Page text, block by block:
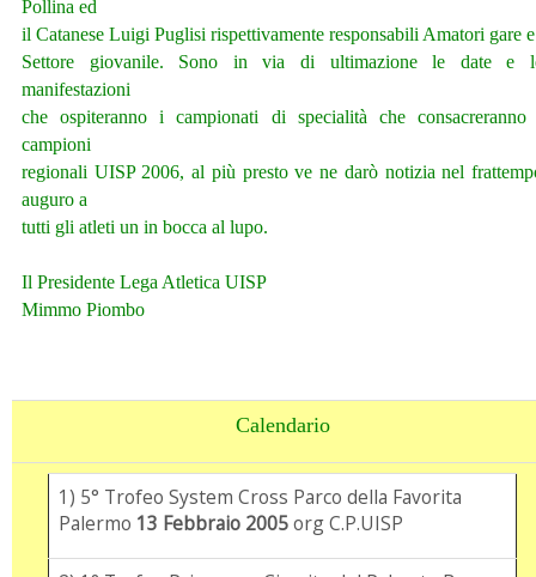
Pollina ed
il Catanese Luigi Puglisi rispettivamente responsabili Amatori gare
Settore giovanile. Sono in via di ultimazione le date e
manifestazioni
che ospiteranno i campionati di specialità che
campioni
regionali UISP 2006, al più presto ve ne darò notizia nel
auguro a
tutti gli atleti un in bocca al lupo.
Il Presidente Lega Atletica UISP
Mimmo Piombo
Calendario
1) 5° Trofeo System Cross Parco della Favorita
Palermo 13 Febbraio 2005org C.P.UISP